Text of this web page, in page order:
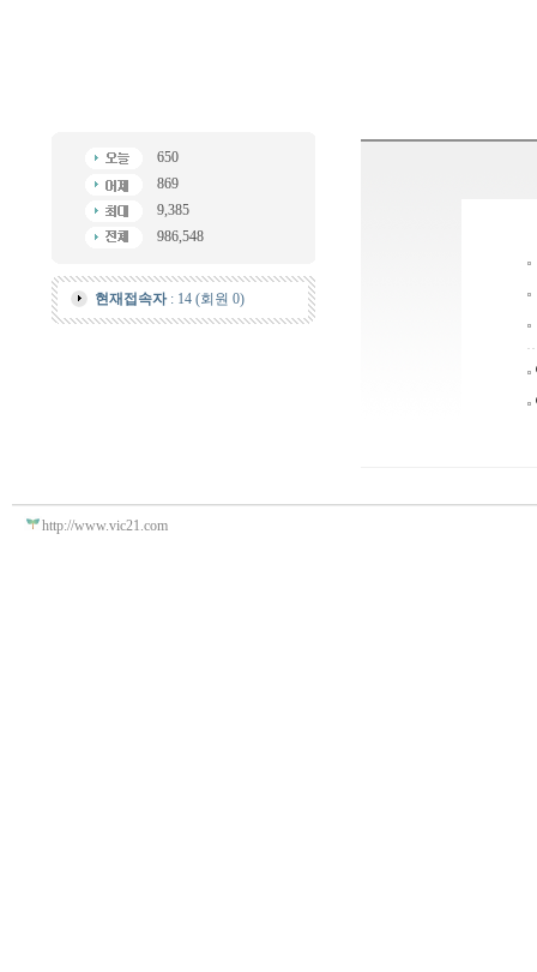
650
869
9,385
986,548
현재접속자: 14 (회원 0)
http://www.vic21.com